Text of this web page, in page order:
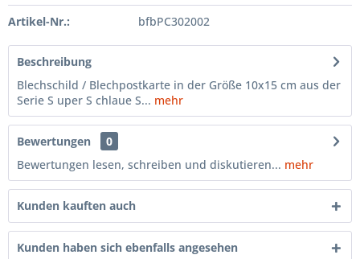
Artikel-Nr.: bfbPC302002
Beschreibung
Blechschild / Blechpostkarte in der Größe 10x15 cm aus der
Serie S uper S chlaue S... mehr
Bewertungen
0
Bewertungen lesen, schreiben und diskutieren... mehr
Kunden kauften auch
Kunden haben sich ebenfalls angesehen